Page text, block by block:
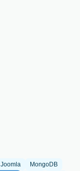
Joomla
MongoDB